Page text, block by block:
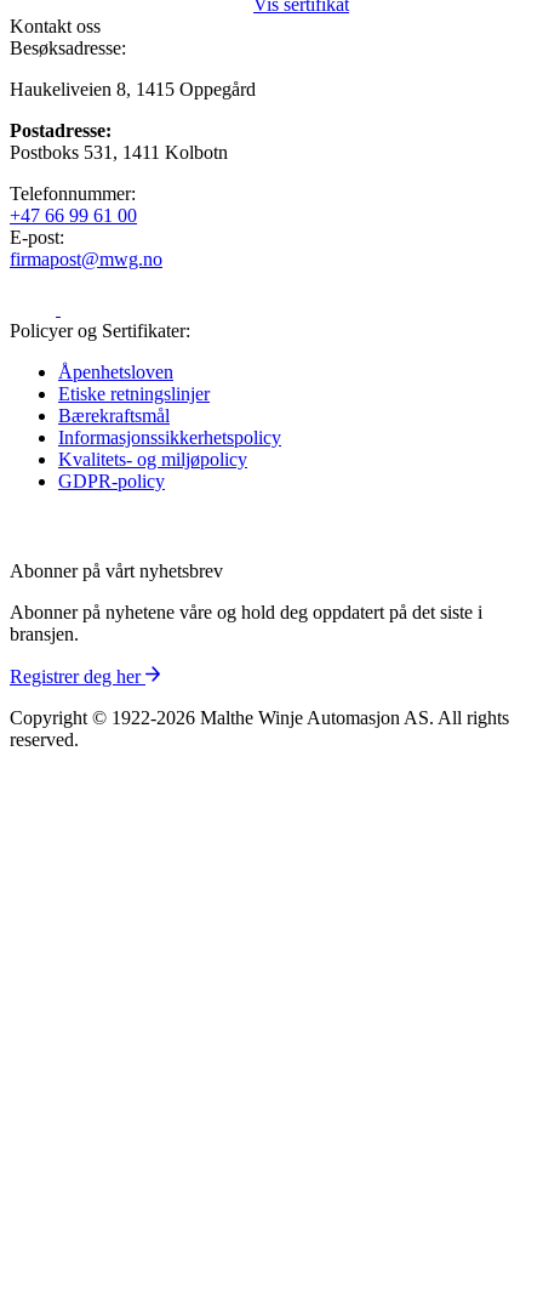
Vis sertifikat
Kontakt oss
Besøksadresse:
Haukeliveien 8, 1415 Oppegård
Postadresse:
Postboks 531, 1411 Kolbotn
Telefonnummer:
+47 66 99 61 00
E-post:
firmapost@mwg.no
Policyer og Sertifikater:
Åpenhetsloven
Etiske retningslinjer
Bærekraftsmål
Informasjons­sikkerhetspolicy
Kvalitets- og miljøpolicy
GDPR-policy
Abonner på vårt nyhetsbrev
Abonner på nyhetene våre og hold deg oppdatert på det siste i
bransjen.
Registrer deg her
Copyright © 1922-2026 Malthe Winje Automasjon AS. All rights
reserved.